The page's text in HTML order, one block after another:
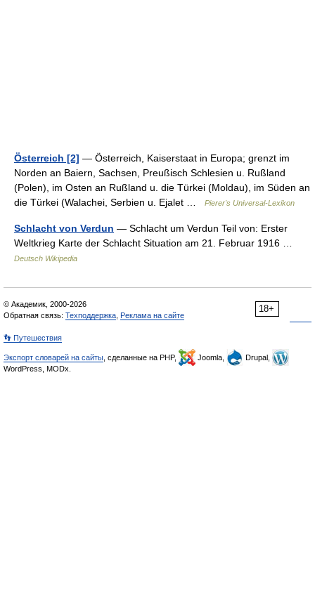
Österreich [2] — Österreich, Kaiserstaat in Europa; grenzt im
Norden an Baiern, Sachsen, Preußisch Schlesien u. Rußland
(Polen), im Osten an Rußland u. die Türkei (Moldau), im Süden an
die Türkei (Walachei, Serbien u. Ejalet …
Pierer's Universal-Lexikon
Schlacht von Verdun — Schlacht um Verdun Teil von: Erster
Weltkrieg Karte der Schlacht Situation am 21. Februar 1916 …
Deutsch Wikipedia
18+
© Академик, 2000-2026
Обратная связь: Техподдержка Реклама на сайте
👣 Путешествия
Экспорт словарей на сайты , сделанные на PHP, Joomla,
Drupal,
WordPress, MODx.